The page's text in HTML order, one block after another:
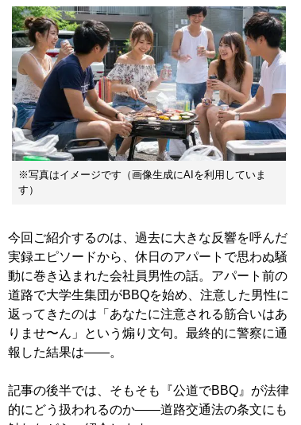
※写真はイメージです（画像生成にAIを利用していま
す）
今回ご紹介するのは、過去に大きな反響を呼んだ
実録エピソードから、休日のアパートで思わぬ騒
動に巻き込まれた会社員男性の話。アパート前の
道路で大学生集団がBBQを始め、注意した男性に
返ってきたのは「あなたに注意される筋合いはあ
りませ〜ん」という煽り文句。最終的に警察に通
報した結果は――。
記事の後半では、そもそも『公道でBBQ』が法律
的にどう扱われるのか――道路交通法の条文にも